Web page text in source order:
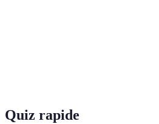
Quiz rapide